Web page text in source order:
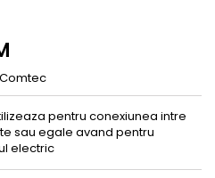
Comtec
pentru conexiunea intre
sau egale avand pentru
electric